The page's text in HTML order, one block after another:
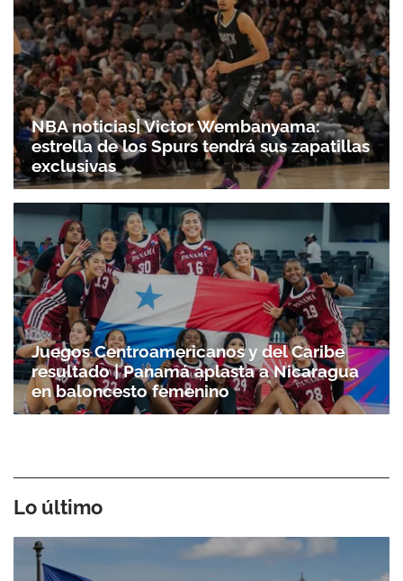
NBA noticias| Victor Wembanyama:
estrella de los Spurs tendrá sus zapatillas
exclusivas
Juegos Centroamericanos y del Caribe
resultado | Panamá aplasta a Nicaragua
en baloncesto femenino
Lo último